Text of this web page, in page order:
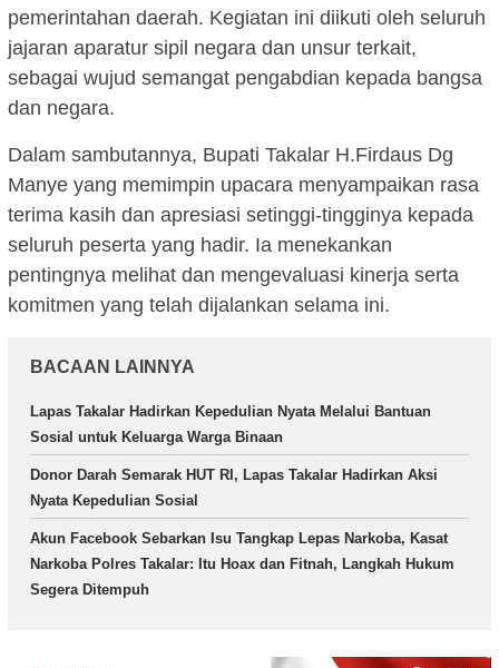
pemerintahan daerah. Kegiatan ini diikuti oleh seluruh
jajaran aparatur sipil negara dan unsur terkait,
sebagai wujud semangat pengabdian kepada bangsa
dan negara.
Dalam sambutannya, Bupati Takalar H.Firdaus Dg
Manye yang memimpin upacara menyampaikan rasa
terima kasih dan apresiasi setinggi-tingginya kepada
seluruh peserta yang hadir. Ia menekankan
pentingnya melihat dan mengevaluasi kinerja serta
komitmen yang telah dijalankan selama ini.
BACAAN LAINNYA
Lapas Takalar Hadirkan Kepedulian Nyata Melalui Bantuan
Sosial untuk Keluarga Warga Binaan
Donor Darah Semarak HUT RI, Lapas Takalar Hadirkan Aksi
Nyata Kepedulian Sosial
Akun Facebook Sebarkan Isu Tangkap Lepas Narkoba, Kasat
Narkoba Polres Takalar: Itu Hoax dan Fitnah, Langkah Hukum
Segera Ditempuh